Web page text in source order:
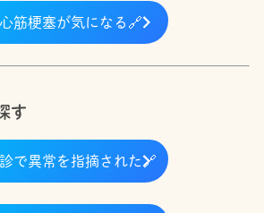
心筋梗塞が気になる 🔗
す
で異常を指摘された🔗